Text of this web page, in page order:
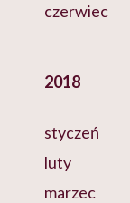
czerwiec
2018
styczeń
luty
marzec